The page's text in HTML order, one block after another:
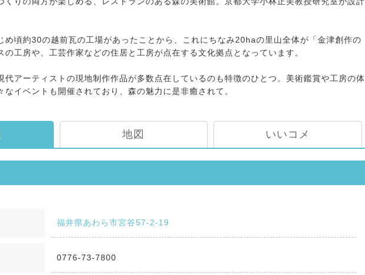
頃約30の越前瓦の工場があったことから、これにちなみ20haの里山全体が「金津創作の
の工房や、工芸作家などの住居と工房が点在する文化拠点となっています。
アーティストの現地制作作品が多数点在しているのも特徴のひとつ。美術鑑賞や工房の体
イベントも開催されており、森の魅力に是非癒されて。
地図 いいコメ
福井県あわら市宮谷57-2-19
0776-73-7800